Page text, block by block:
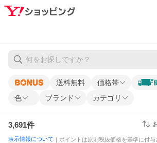
送料無料 価格帯
色 ブランド カテゴリ
3,691件
表示情報について ｜ポイントは原則税抜価格を基準に付